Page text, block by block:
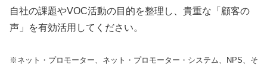
自社の課題やVOC活動の目的を整理し、貴重な「顧客の
声」を有効活用してください。
※ネット・プロモーター、ネット・プロモーター・システム、NPS、そ